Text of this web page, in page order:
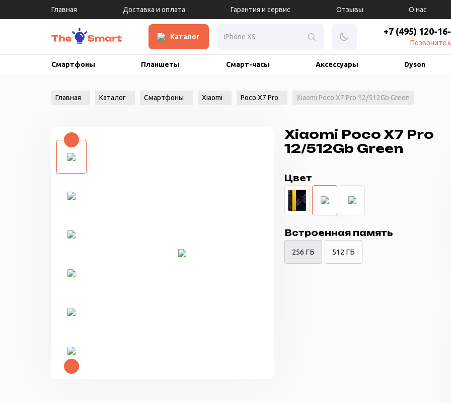
Главная Доставка и оплата Гарантия и сервис Отзывы О нас
Каталог
+7 (495) 120-
Позвоните
Смартфоны Планшеты Смарт-часы Аксессуары Dyson
Главная Каталог Смартфоны Xiaomi Poco X7 Pro Xiaomi Poco X7 Pro 12/512Gb Green
Xiaomi Poco X7 Pro
12/512Gb Green
Цвет
Встроенная память
256 ГБ 512 ГБ